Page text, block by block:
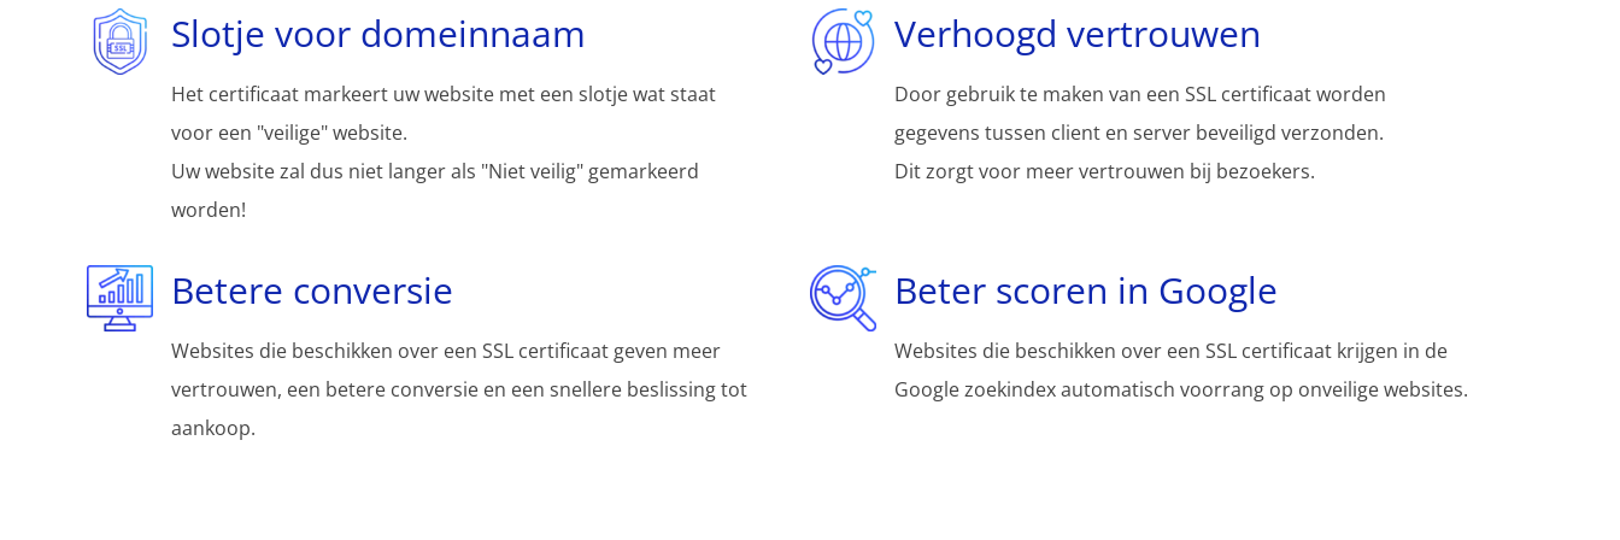
Slotje voor domeinnaam
Het certificaat markeert uw website met een slotje wat staat
voor een "veilige" website.
Uw website zal dus niet langer als "Niet veilig" gemarkeerd
worden!
Verhoogd vertrouwen
Door gebruik te maken van een SSL certificaat worden
gegevens tussen client en server beveiligd verzonden.
Dit zorgt voor meer vertrouwen bij bezoekers.
Betere conversie
Websites die beschikken over een SSL certificaat geven meer
vertrouwen, een betere conversie en een snellere beslissing tot
aankoop.
Beter scoren in Google
Websites die beschikken over een SSL certificaat krijgen in de
Google zoekindex automatisch voorrang op onveilige websites.